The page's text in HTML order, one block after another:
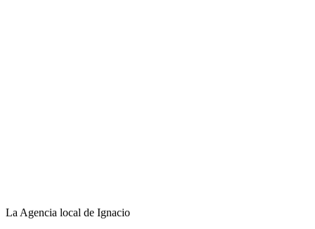
La Agencia local de Ignacio